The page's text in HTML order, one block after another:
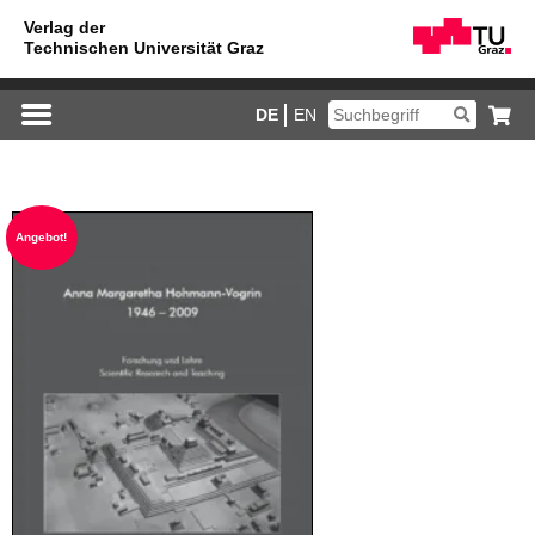
DE EN
An­ge­bot!